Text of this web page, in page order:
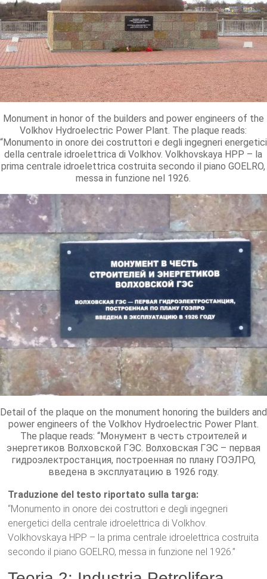
Monument in honor of the builders and power engineers of the
Volkhov Hydroelectric Power Plant. The plaque reads:
“Monumento in onore dei costruttori e degli ingegneri energetici
della centrale idroelettrica di Volkhov. Volkhovskaya HPP – la
prima centrale idroelettrica costruita secondo il piano GOELRO,
messa in funzione nel 1926.
Detail of the plaque on the monument honoring the builders and
power engineers of the Volkhov Hydroelectric Power Plant.
The plaque reads: “Монумент в честь строителей и
энергетиков Волховской ГЭС. Волховская ГЭС – первая
гидроэлектростанция, построенная по плану ГОЭЛРО,
введена в эксплуатацию в 1926 году.
Traduzione del testo riportato sulla targa:
“Monumento in onore dei costruttori e degli ingegneri
energetici della centrale idroelettrica di Volkhov.
Volkhovskaya HPP – la prima centrale idroelettrica costruita
secondo il piano GOELRO, messa in funzione nel 1926.”